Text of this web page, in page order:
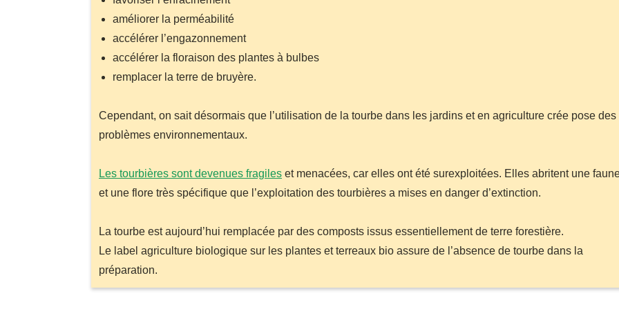
améliorer la perméabilité
accélérer l’engazonnement
accélérer la floraison des plantes à bulbes
remplacer la terre de bruyère.
Cependant, on sait désormais que l’utilisation de la tourbe dans les jardins et en agriculture crée pose des
problèmes environnementaux.
Les tourbières sont devenues fragiles et menacées, car elles ont été surexploitées. Elles abritent une
et une flore très spécifique que l’exploitation des tourbières a mises en danger d’extinction.
La tourbe est aujourd’hui remplacée par des composts issus essentiellement de terre forestière.
Le label agriculture biologique sur les plantes et terreaux bio assure de l’absence de tourbe dans la
préparation.